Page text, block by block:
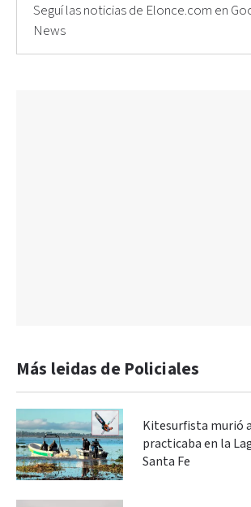
Seguí las noticias de Elonce.com en
News
Más leidas de Policiales
Kitesurfista murió
practicaba en la
Santa Fe